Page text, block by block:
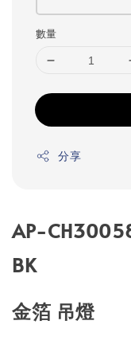
數量
分享
AP-
BK
金箔 吊燈